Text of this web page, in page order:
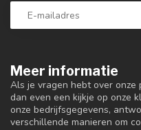
Meer informatie
Als je vragen hebt over
dan even een kijkje op onze
onze bedrijfsgegevens,
verschillende manieren om